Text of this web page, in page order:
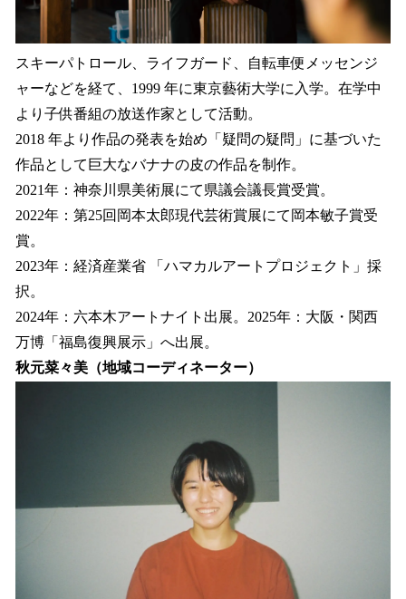
スキーパトロール、ライフガード、自転車便メッセンジ
ャーなどを経て、1999 年に東京藝術大学に入学。在学中
より子供番組の放送作家として活動。
2018 年より作品の発表を始め「疑問の疑問」に基づいた
作品として巨大なバナナの皮の作品を制作。
2021年：神奈川県美術展にて県議会議長賞受賞。
2022年：第25回岡本太郎現代芸術賞展にて岡本敏子賞受
賞。
2023年：経済産業省 「ハマカルアートプロジェクト」採
択。
2024年：六本木アートナイト出展。2025年：大阪・関西
万博「福島復興展示」へ出展。
秋元菜々美（地域コーディネーター）